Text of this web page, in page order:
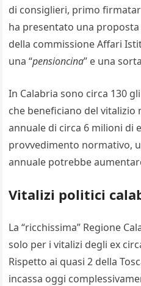
di consiglieri, primo
ha presentato una proposta
della commissione Affari
una “pensioncina” e una
In Calabria sono circa 130
che beneficiano del vitalizio
annuale di circa 6 milioni di
provvedimento normativo,
annuale potrebbe
Vitalizi politici
La “ricchissima” Regione
solo per i vitalizi degli ex
Rispetto ai quasi 2 della
incassa oggi